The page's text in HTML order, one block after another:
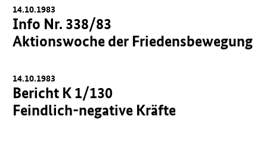
14.10.1983
Info Nr. 338/83
Aktionswoche der Friedensbewegung
14.10.1983
Bericht K 1/130
Feindlich-negative Kräfte